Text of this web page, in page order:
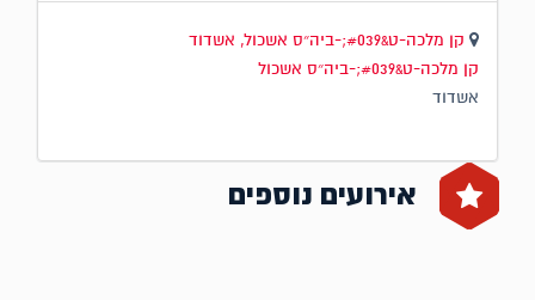
קן מלכה-ט&#039;-ביה״ס אשכול, אשדוד
קן מלכה-ט&#039;-ביה״ס אשכול
אשדוד
אירועים נוספים